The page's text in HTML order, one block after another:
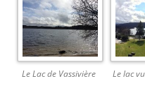
Le Lac de Vassivière Le lac